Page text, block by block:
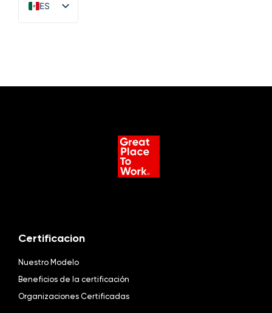
ES
EN
Certificacion
Nuestro Modelo
Beneficios de la certificación
Organizaciones Certificadas